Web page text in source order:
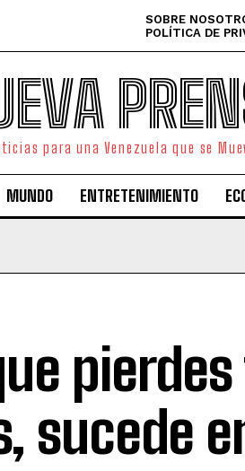
SOBRE
POLÍTICA DE
para una Venezuela que se
MUNDO ENTRETENIMIENTO
sucede